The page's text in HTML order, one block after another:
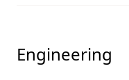
Engineering